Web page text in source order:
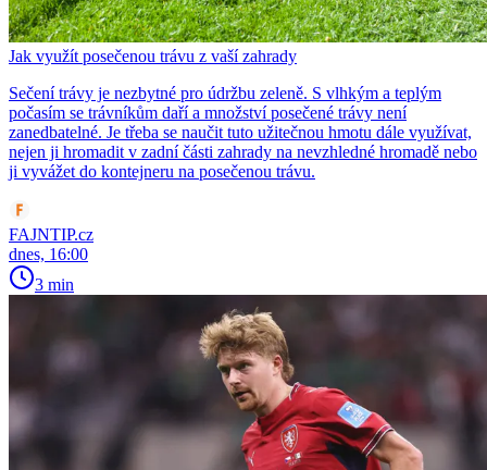
Jak využít posečenou trávu z vaší zahrady
Sečení trávy je nezbytné pro údržbu zeleně. S vlhkým a teplým
počasím se trávníkům daří a množství posečené trávy není
zanedbatelné. Je třeba se naučit tuto užitečnou hmotu dále využívat,
nejen ji hromadit v zadní části zahrady na nevzhledné hromadě nebo
ji vyvážet do kontejneru na posečenou trávu.
FAJNTIP.cz
dnes, 16:00
3 min